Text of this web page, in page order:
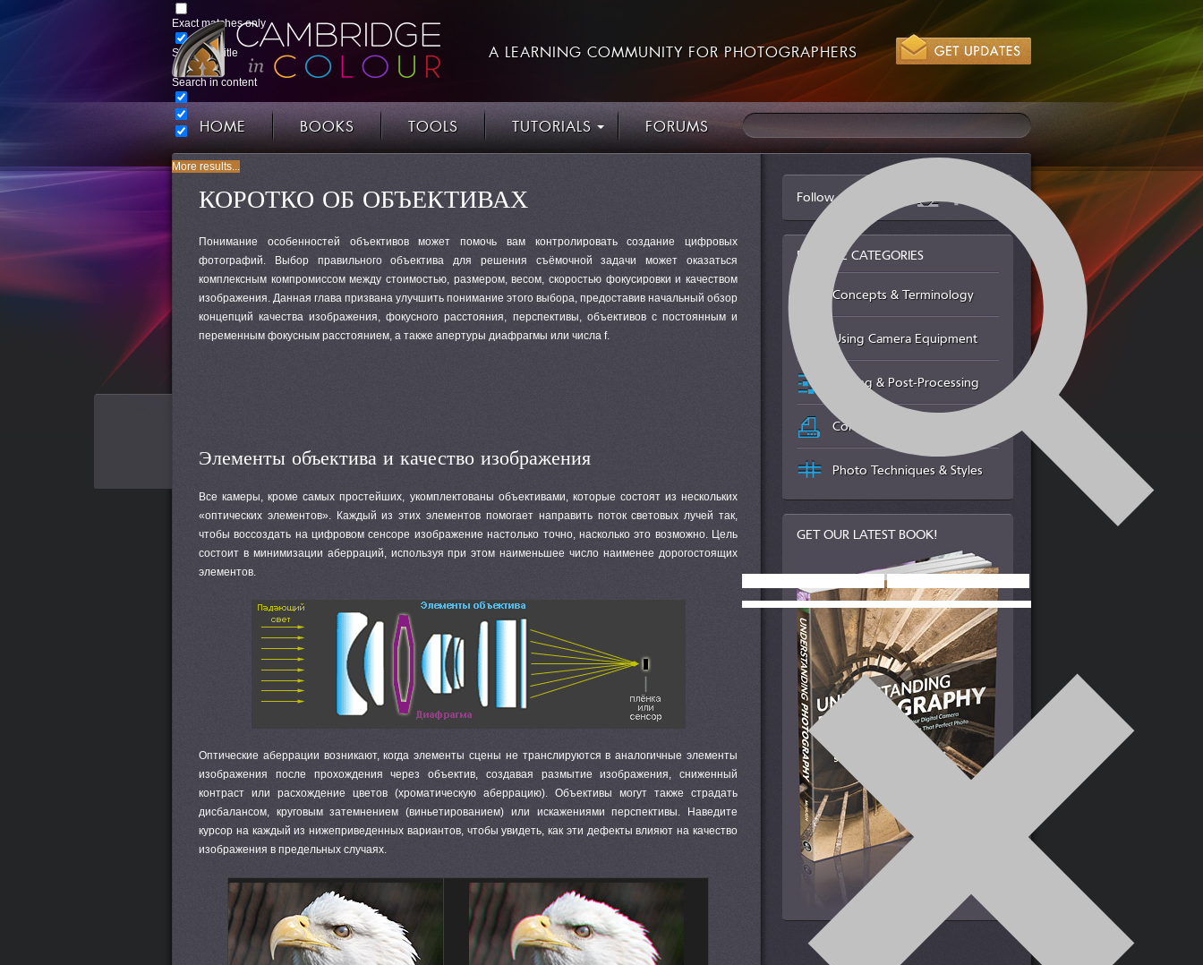
A LEARNING COMMUNITY FOR PHOTOGRAPHERS
HOME BOOKS TOOLS TUTORIALS FORUMS
Exact matches only
Search in title
Search in content
More results...
КОРОТКО ОБ ОБЪЕКТИВАХ
Понимание особенностей объективов может помочь вам контролировать создание цифровых
фотографий. Выбор правильного объектива для решения съёмочной задачи может оказаться
комплексным компромиссом между стоимостью, размером, весом, скоростью фокусировки и качеством
изображения. Данная глава призвана улучшить понимание этого выбора, предоставив начальный обзор
концепций качества изображения, фокусного расстояния, перспективы, объективов с постоянным и
переменным фокусным расстоянием, а также апертуры диафрагмы или числа f.
Элементы объектива и качество изображения
Все камеры, кроме самых простейших, укомплектованы объективами, которые состоят из нескольких
«оптических элементов». Каждый из этих элементов помогает направить поток световых лучей так,
чтобы воссоздать на цифровом сенсоре изображение настолько точно, насколько это возможно. Цель
состоит в минимизации аберраций, используя при этом наименьшее число наименее дорогостоящих
элементов.
Оптические аберрации возникают, когда элементы сцены не транслируются в аналогичные элементы
изображения после прохождения через объектив, создавая размытие изображения, сниженный
контраст или расхождение цветов (хроматическую аберрацию). Объективы могут также страдать
дисбалансом, круговым затемнением (виньетированием) или искажениями перспективы. Наведите
курсор на каждый из нижеприведенных вариантов, чтобы увидеть, как эти дефекты влияют на качество
изображения в предельных случаях.
Follow us via
BROWSE CATEGORIES
Concepts & Terminology
Using Camera Equipment
Editing & Post-Processing
Color Management & Printing
Photo Techniques & Styles
GET OUR LATEST BOOK!